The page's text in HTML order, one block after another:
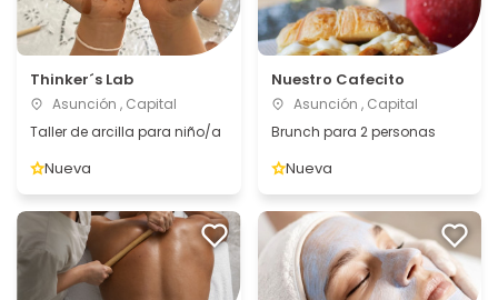
Thinker´s Lab
Asunción , Capital
Taller de arcilla para niño/a
Nueva
Nuestro Cafecito
Asunción , Capital
Brunch para 2 personas
Nueva